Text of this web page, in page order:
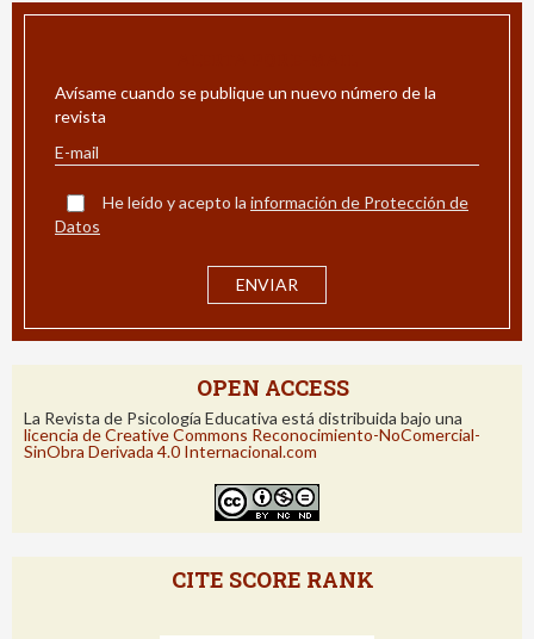
Avísame cuando se publique un nuevo número de la
revista
He leído y acepto la información de Protección de
Datos
OPEN ACCESS
La Revista de Psicología Educativa está distribuida bajo una
licencia de Creative Commons Reconocimiento-NoComercial-
SinObra Derivada 4.0 Internacional.com
CITE SCORE RANK